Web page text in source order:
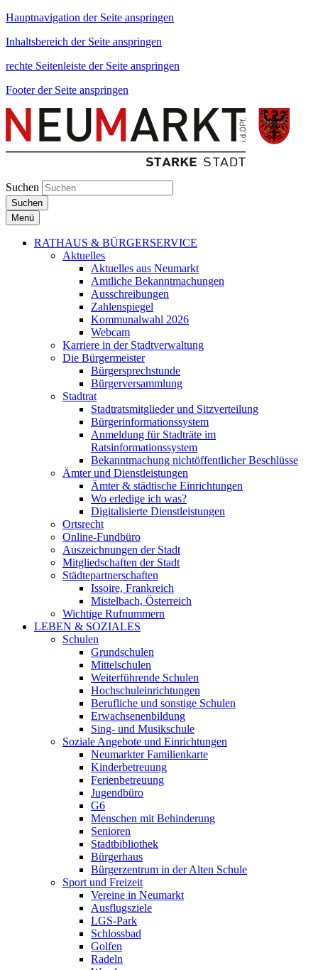
Hauptnavigation der Seite anspringen
Inhaltsbereich der Seite anspringen
rechte Seitenleiste der Seite anspringen
Footer der Seite anspringen
Suchen
Suchen
Menü
RATHAUS & BÜRGERSERVICE
Aktuelles
Aktuelles aus Neumarkt
Amtliche Bekanntmachungen
Ausschreibungen
Zahlenspiegel
Kommunalwahl 2026
Webcam
Karriere in der Stadtverwaltung
Die Bürgermeister
Bürgersprechstunde
Bürgerversammlung
Stadtrat
Stadtratsmitglieder und Sitzverteilung
Bürgerinformationssystem
Anmeldung für Stadträte im
Ratsinformationssystem
Bekanntmachung nichtöffentlicher Beschlüsse
Ämter und Dienstleistungen
Ämter & städtische Einrichtungen
Wo erledige ich was?
Digitalisierte Dienstleistungen
Ortsrecht
Online-Fundbüro
Auszeichnungen der Stadt
Mitgliedschaften der Stadt
Städtepartnerschaften
Issoire, Frankreich
Mistelbach, Österreich
Wichtige Rufnummern
LEBEN & SOZIALES
Schulen
Grundschulen
Mittelschulen
Weiterführende Schulen
Hochschuleinrichtungen
Berufliche und sonstige Schulen
Erwachsenenbildung
Sing- und Musikschule
Soziale Angebote und Einrichtungen
Neumarkter Familienkarte
Kinderbetreuung
Ferienbetreuung
Jugendbüro
G6
Menschen mit Behinderung
Senioren
Stadtbibliothek
Bürgerhaus
Bürgerzentrum in der Alten Schule
Sport und Freizeit
Vereine in Neumarkt
Ausflugsziele
LGS-Park
Schlossbad
Golfen
Radeln